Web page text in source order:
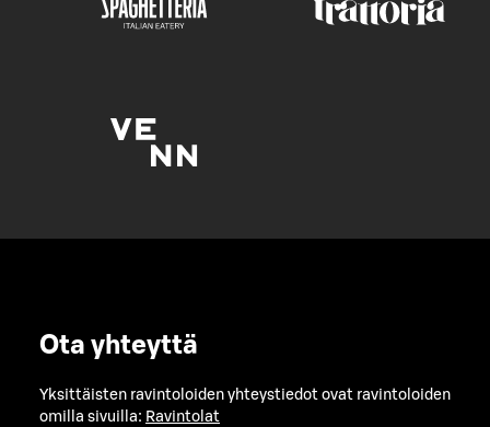
Ota yhteyttä
Yksittäisten ravintoloiden yhteystiedot ovat ravintoloiden
omilla sivuilla: Ravintolat